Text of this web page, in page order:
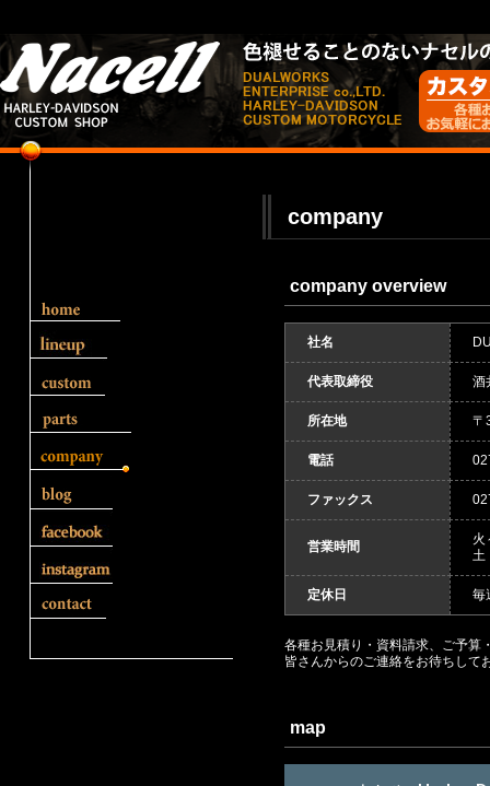
company
company overview
社名
代表取締役 酒
所在地 〒
電話
ファックス
営業時間
火
土
定休日 毎
各種お見積り・資料請求、ご予算
皆さんからのご連絡をお待ちして
map